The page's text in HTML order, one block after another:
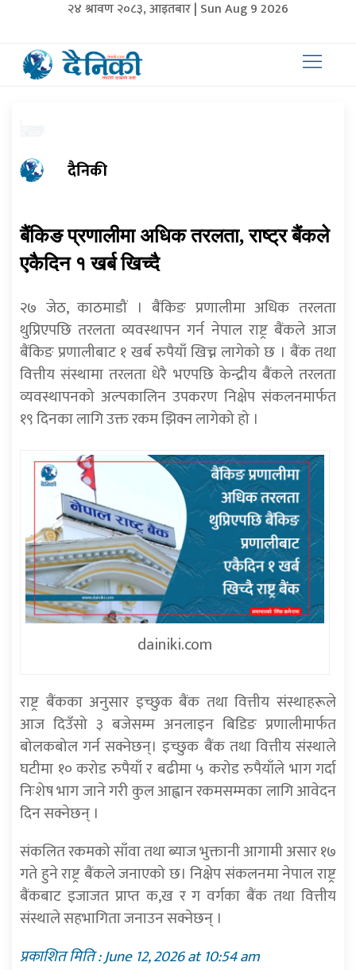
२४ श्रावण २०८३, आइतबार | Sun Aug 9 2026
दैनिकी
बैंकिङ प्रणालीमा अधिक तरलता, राष्ट्र बैंकले
एकैदिन १ खर्ब खिच्दै
२७ जेठ, काठमाडौं । बैंकिङ प्रणालीमा अधिक तरलता
थुप्रिएपछि तरलता व्यवस्थापन गर्न नेपाल राष्ट्र बैंकले आज
बैंकिङ प्रणालीबाट १ खर्ब रुपैयाँ खिच्न लागेको छ । बैंक तथा
वित्तीय संस्थामा तरलता धेरै भएपछि केन्द्रीय बैंकले तरलता
व्यवस्थापनको अल्पकालिन उपकरण निक्षेप संकलनमार्फत
१९ दिनका लागि उक्त रकम झिक्न लागेको हो ।
dainiki.com
राष्ट्र बैंकका अनुसार इच्छुक बैंक तथा वित्तीय संस्थाहरूले
आज दिउँसो ३ बजेसम्म अनलाइन बिडिङ प्रणालीमार्फत
बोलकबोल गर्न सक्नेछन्। इच्छुक बैंक तथा वित्तीय संस्थाले
घटीमा १० करोड रुपैयाँ र बढीमा ५ करोड रुपैयाँले भाग गर्दा
निःशेष भाग जाने गरी कुल आह्वान रकमसम्मका लागि आवेदन
दिन सक्नेछन् ।
संकलित रकमको साँवा तथा ब्याज भुक्तानी आगामी असार १७
गते हुने राष्ट्र बैंकले जनाएको छ। निक्षेप संकलनमा नेपाल राष्ट्र
बैंकबाट इजाजत प्राप्त क,ख र ग वर्गका बैंक तथा वित्तीय
संस्थाले सहभागिता जनाउन सक्नेछन् ।
प्रकाशित मिति : June 12, 2026 at 10:54 am